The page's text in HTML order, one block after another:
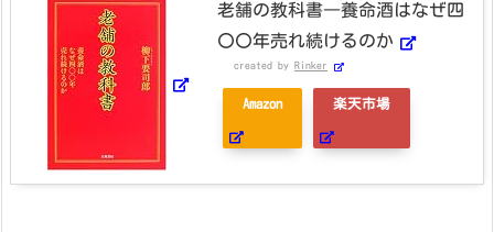
老舗の教科書―養命酒はなぜ四
〇〇年売れ続けるのか
created by Rinker
Amazon 楽天市場